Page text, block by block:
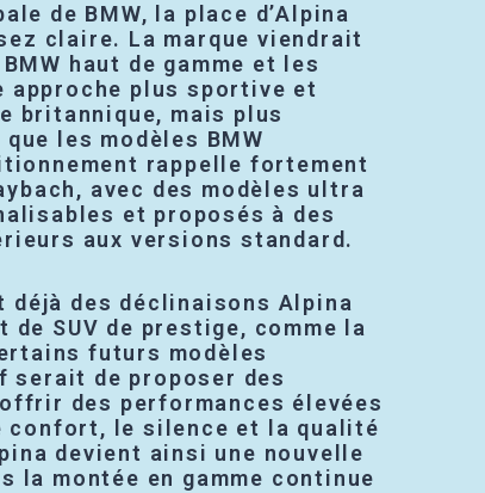
de BMW, la place d’Alpina
claire. La marque viendrait
haut de gamme et les
approche plus sportive et
britannique, mais plus
les modèles BMW
rappelle fortement
avec des modèles ultra
et proposés à des
aux versions standard.
déjà des déclinaisons Alpina
de SUV de prestige, comme la
futurs modèles
serait de proposer des
des performances élevées
le silence et la qualité
devient ainsi une nouvelle
la montée en gamme continue